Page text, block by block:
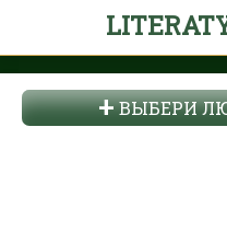
ВЫБЕРИ